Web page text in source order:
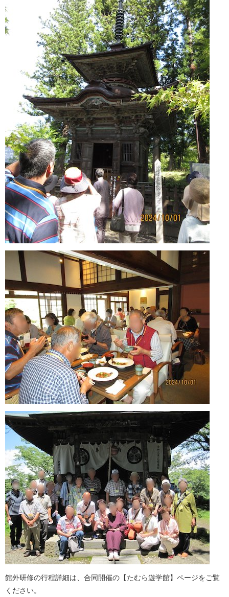
館外研修の行程詳細は、合同開催の【たむら遊学館】ページをご覧
ください。